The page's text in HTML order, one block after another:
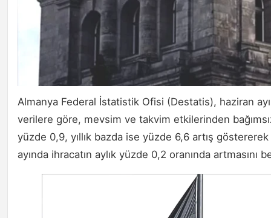
Almanya Federal İstatistik Ofisi (Destatis), haziran
verilere göre, mevsim ve takvim etkilerinden
yüzde 0,9, yıllık bazda ise yüzde 6,6 artış
ayında ihracatın aylık yüzde 0,2 oranında artmasını